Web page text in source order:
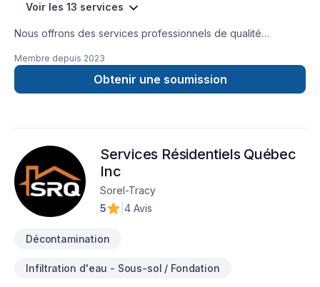
Voir les 13 services
Nous offrons des services professionnels de qualité
satisfaction de notre clientèle avec des travaux propres et
Membre depuis 2023
Obtenir une soumission
Services Résidentiels Québec
Inc
Sorel-Tracy
5
4 Avis
Décontamination
Infiltration d'eau - Sous-sol / Fondation